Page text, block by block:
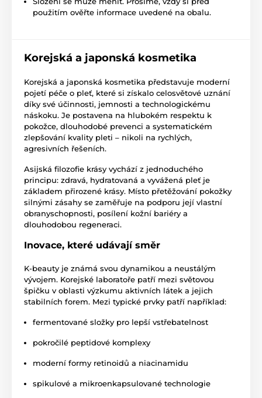
použitím ověřte informace uvedené na obalu.
Korejská a japonská kosmetika
Korejská a japonská kosmetika představuje moderní
pojetí péče o pleť, které si získalo celosvětové uznání
díky své účinnosti, jemnosti a technologickému
náskoku. Je postavena na hlubokém respektu k
pokožce, dlouhodobé prevenci a systematickém
zlepšování kvality pleti – nikoli na rychlých,
agresivních řešeních.
Asijská filozofie krásy vychází z jednoduchého
principu: zdravá, hydratovaná a vyvážená pleť je
základem přirozené krásy. Místo přetěžování pokožky
silnými zásahy se zaměřuje na podporu její vlastní
obranyschopnosti, posílení kožní bariéry a
dlouhodobou regeneraci.
Inovace, které udávají směr
K-beauty je známá svou dynamikou a neustálým
vývojem. Korejské laboratoře patří mezi světovou
špičku v oblasti výzkumu aktivních látek a jejich
stabilních forem. Mezi typické prvky patří například:
fermentované složky pro lepší vstřebatelnost
pokročilé peptidové komplexy
moderní formy retinoidů a niacinamidu
spikulové a mikroenkapsulované technologie